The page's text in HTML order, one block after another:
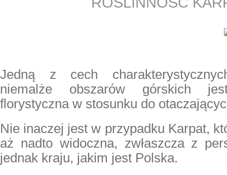
Jedną z cech
niemalże obszarów górskich
florystyczna w stosunku do
Nie inaczej jest w przypadku Karpat,
aż nadto widoczna, zwłaszcza z
jednak kraju, jakim jest Polska.